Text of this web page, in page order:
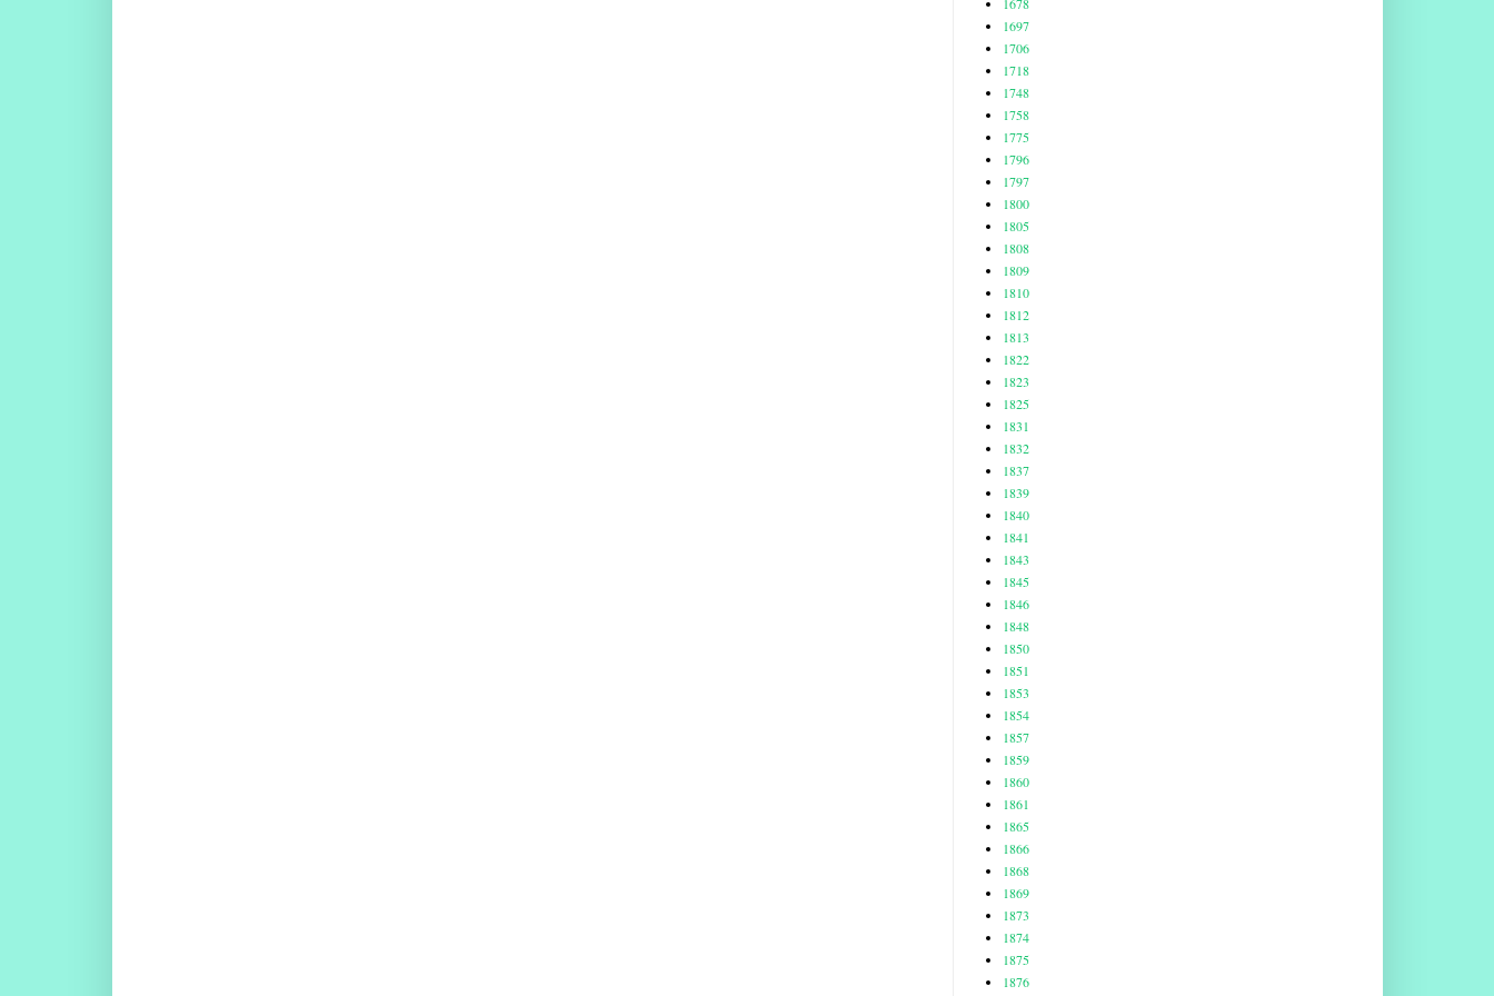
1697
1706
1718
1748
1758
1775
1796
1797
1800
1805
1808
1809
1810
1812
1813
1822
1823
1825
1831
1832
1837
1839
1840
1841
1843
1845
1846
1848
1850
1851
1853
1854
1857
1859
1860
1861
1865
1866
1868
1869
1873
1874
1875
1876